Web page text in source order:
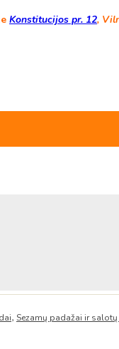
Konstitucijos pr. 12,
, Sezamų padažai ir